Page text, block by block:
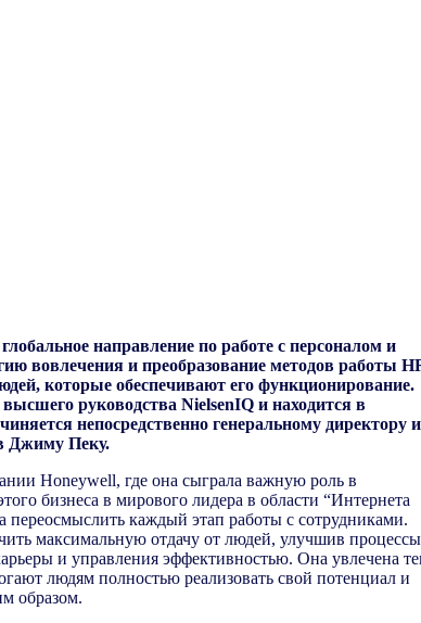
направление по работе с персоналом и
вовлечения и преобразование методов работы
которые обеспечивают его функционирование.
руководства NielsenIQ и находится в
непосредственно генеральному директору и
Джиму Пеку.
Honeywell, где она сыграла важную роль в
бизнеса в мирового лидера в области “Интернета
каждый этап работы с сотрудниками.
максимальную отдачу от людей, улучшив процессы
и управления эффективностью. Она увлечена
людям полностью реализовать свой потенциал и
образом.